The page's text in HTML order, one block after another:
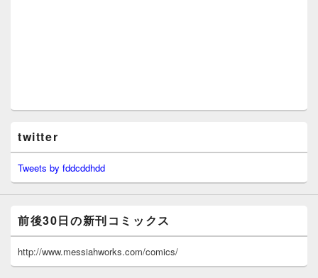
twitter
Tweets by fddcddhdd
前後30日の新刊コミックス
http://www.messiahworks.com/comics/